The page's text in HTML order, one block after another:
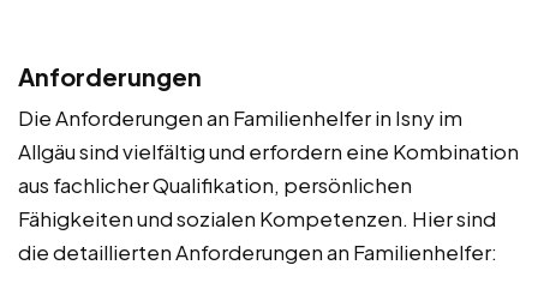
Anforderungen
Die Anforderungen an Familienhelfer in Isny im
Allgäu sind vielfältig und erfordern eine Kombination
aus fachlicher Qualifikation, persönlichen
Fähigkeiten und sozialen Kompetenzen. Hier sind
die detaillierten Anforderungen an Familienhelfer: